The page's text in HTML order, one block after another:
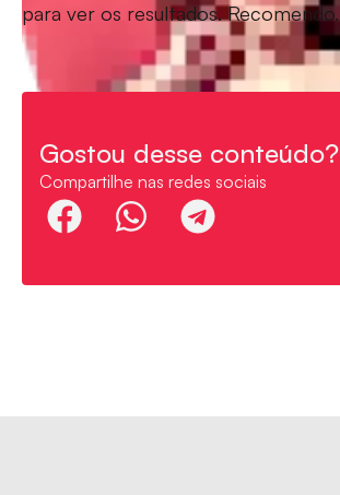
para ver os resultados. Recomendo.
Gostou desse conteúdo?
Compartilhe nas redes sociais